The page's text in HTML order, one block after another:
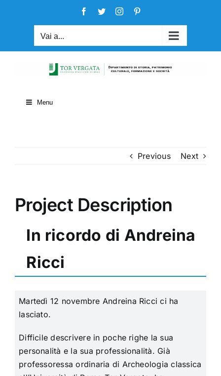
Facebook
TwitterInstagram
Vai a...
Menu
Previous Next
Project Description
In ricordo di Andreina
Ricci
Martedì 12 novembre Andreina Ricci ci ha
lasciato.
Difficile descrivere in poche righe la sua
personalità e la sua professionalità. Già
professoressa ordinaria di Archeologia classica